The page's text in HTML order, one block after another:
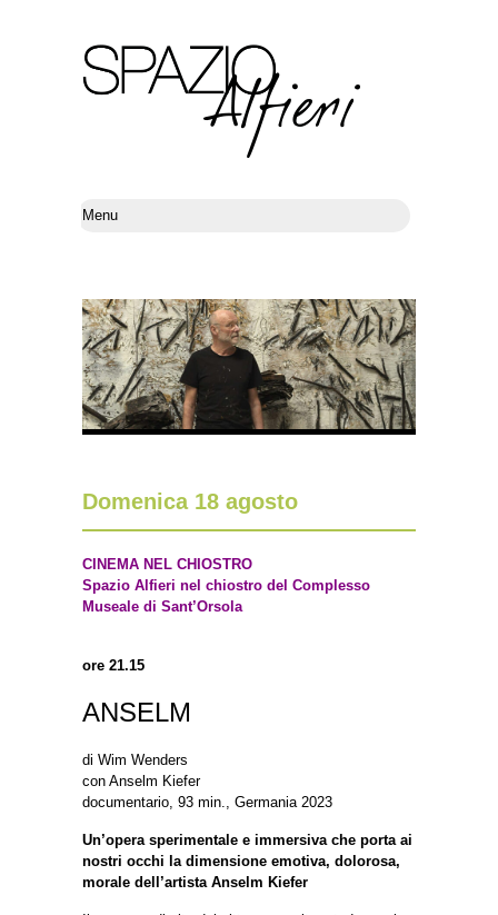
Domenica 18 agosto
CINEMA NEL CHIOSTRO
Spazio Alfieri nel chiostro del Complesso
Museale di Sant’Orsola
ore 21.15
ANSELM
di Wim Wenders
con Anselm Kiefer
documentario, 93 min., Germania 2023
Un’opera sperimentale e immersiva che porta ai
nostri occhi la dimensione emotiva, dolorosa,
morale dell’artista Anselm Kiefer